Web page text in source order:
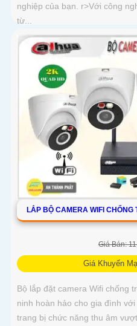
nghiệp của bạn. r>Với công
từ...
LẮP BỘ CAMERA WIFI
Giá Bán:
Giá Khuyến
Bộ lắp đặt camera Wifi chống
ninh hoàn hảo cho gia đình
trang bị chức năng thu âm